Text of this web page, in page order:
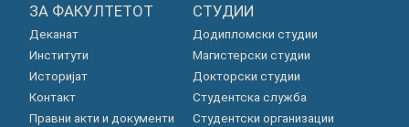
ЗА ФАКУЛТЕТОТ
Деканат
Институти
Историјат
Контакт
Правни акти и документи
СТУДИИ
Додипломски студии
Магистерски студии
Докторски студии
Студентска служба
Студентски организации